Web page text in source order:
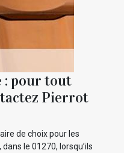
pour tout
Pierrot
de choix pour les
le 01270, lorsqu’ils